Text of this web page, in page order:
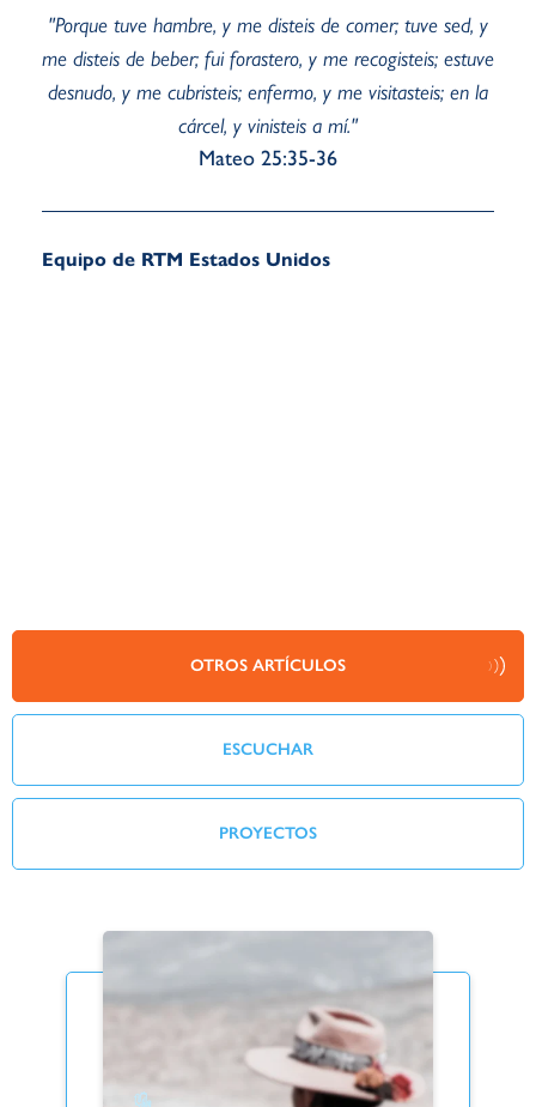
"Porque tuve hambre, y me disteis de comer; tuve sed, y
me disteis de beber; fui forastero, y me recogisteis; estuve
desnudo, y me cubristeis; enfermo, y me visitasteis; en la
cárcel, y vinisteis a mí."
Mateo 25:35-36
Equipo de RTM Estados Unidos
OTROS ARTÍCULOS
ESCUCHAR
PROYECTOS